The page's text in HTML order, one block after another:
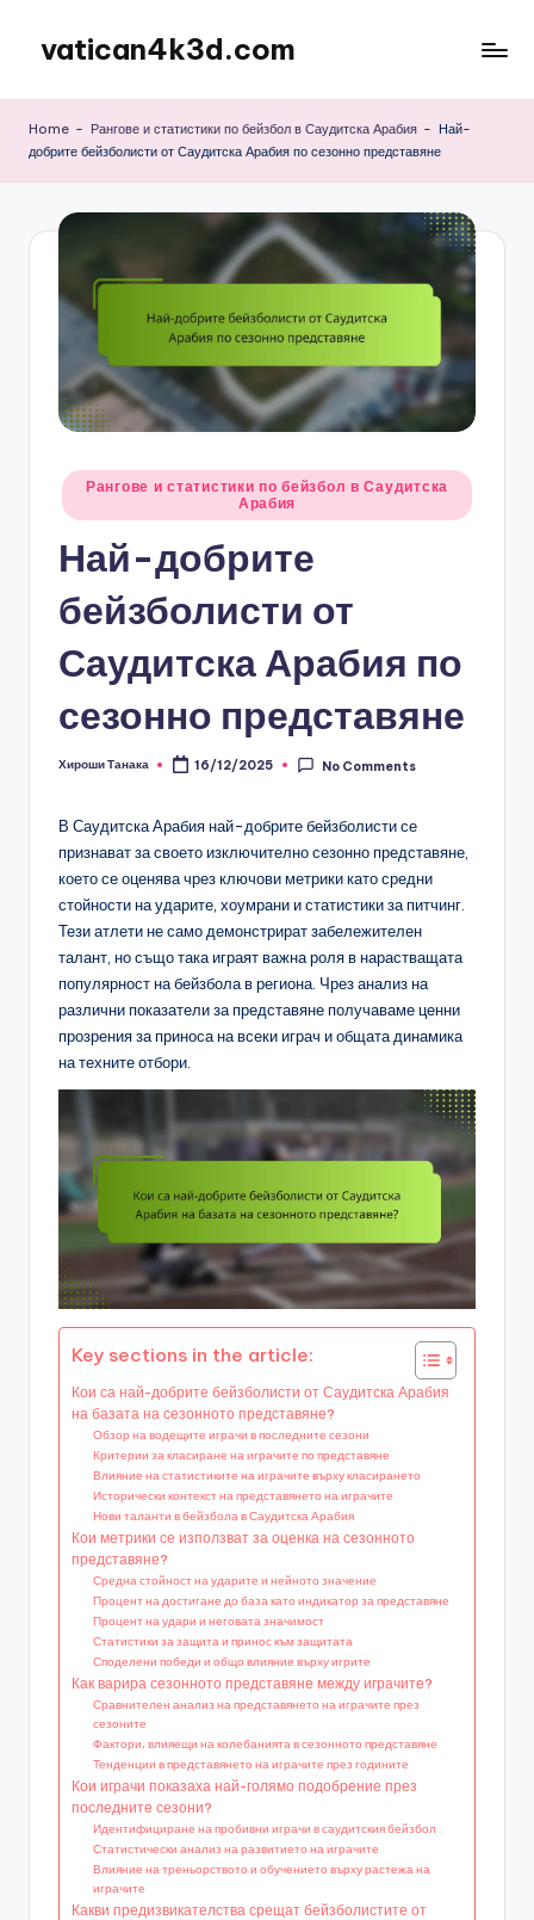
content
vatican4k3d.com
Home - Рангове и статистики по бейзбол в Саудитска Арабия - Най-
добрите бейзболисти от Саудитска Арабия по сезонно представяне
Posted
in
Рангове и статистики по бейзбол в Саудитска
Арабия
Най-добрите
бейзболисти от
Саудитска Арабия по
сезонно представяне
Posted
Хироши Танака 16/12/2025 No Comments
В Саудитска Арабия най-добрите бейзболисти се
признават за своето изключително сезонно представяне,
което се оценява чрез ключови метрики като средни
стойности на ударите, хоумрани и статистики за питчинг.
Тези атлети не само демонстрират забележителен
талант, но също така играят важна роля в нарастващата
популярност на бейзбола в региона. Чрез анализ на
различни показатели за представяне получаваме ценни
прозрения за приноса на всеки играч и общата динамика
на техните отбори.
Key sections in the article:
Кои са най-добрите бейзболисти от Саудитска Арабия
на базата на сезонното представяне?
Обзор на водещите играчи в последните сезони
Критерии за класиране на играчите по представяне
Влияние на статистиките на играчите върху класирането
Исторически контекст на представянето на играчите
Нови таланти в бейзбола в Саудитска Арабия
Кои метрики се използват за оценка на сезонното
представяне?
Средна стойност на ударите и нейното значение
Процент на достигане до база като индикатор за представяне
Процент на удари и неговата значимост
Статистики за защита и принос към защитата
Споделени победи и общо влияние върху игрите
Как варира сезонното представяне между играчите?
Сравнителен анализ на представянето на играчите през
сезоните
Фактори, влияещи на колебанията в сезонното представяне
Тенденции в представянето на играчите през годините
Кои играчи показаха най-голямо подобрение през
последните сезони?
Идентифициране на пробивни играчи в саудитския бейзбол
Статистически анализ на развитието на играчите
Влияние на треньорството и обучението върху растежа на
играчите
Какви предизвикателства срещат бейзболистите от